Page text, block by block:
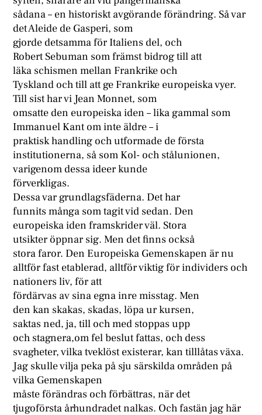
sådana – en historiskt avgörande förändring. Så var
det Aleide de Gasperi, som
gjorde detsamma för Italiens del, och
Robert Sebuman som främst bidrog till att
läka schismen mellan Frankrike och
Tyskland och till att ge Frankrike europeiska vyer.
Till sist har vi Jean Monnet, som
omsatte den europeiska iden – lika gammal som
Immanuel Kant om inte äldre – i
praktisk handling och utformade de första
institutionerna, så som Kol- och stålunionen,
varigenom dessa ideer kunde
förverkligas.
Dessa var grundlagsfäderna. Det har
funnits många som tagit vid sedan. Den
europeiska iden framskrider väl. Stora
utsikter öppnar sig. Men det finns också
stora faror. Den Europeiska Gemenskapen är nu
alltför fast etablerad, alltför viktig för individers och
nationers liv, för att
fördärvas av sina egna inre misstag. Men
den kan skakas, skadas, löpa ur kursen,
saktas ned, ja, till och med stoppas upp
och stagnera,om fel beslut fattas, och dess
svagheter, vilka tveklöst existerar, kan tilllåtas växa.
Jag skulle vilja peka på sju särskilda områden på
vilka Gemenskapen
måste förändras och förbättras, när det
tjugoförsta århundradet nalkas. Och fastän jag här